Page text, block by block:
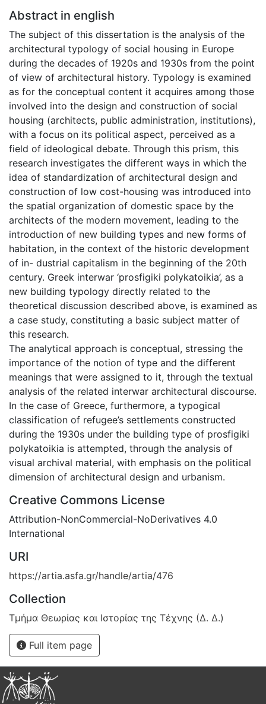
Abstract in english
The subject of this dissertation is the analysis of the
architectural typology of social housing in Europe
during the decades of 1920s and 1930s from the point
of view of architectural history. Typology is examined
as for the conceptual content it acquires among those
involved into the design and construction of social
housing (architects, public administration, institutions),
with a focus on its political aspect, perceived as a
field of ideological debate. Through this prism, this
research investigates the different ways in which the
idea of standardization of architectural design and
construction of low cost-housing was introduced into
the spatial organization of domestic space by the
architects of the modern movement, leading to the
introduction of new building types and new forms of
habitation, in the context of the historic development
of in- dustrial capitalism in the beginning of the 20th
century. Greek interwar ‘prosfigiki polykatoikia’, as a
new building typology directly related to the
theoretical discussion described above, is examined as
a case study, constituting a basic subject matter of
this research.
The analytical approach is conceptual, stressing the
importance of the notion of type and the different
meanings that were assigned to it, through the textual
analysis of the related interwar architectural discourse.
In the case of Greece, furthermore, a typogical
classification of refugee’s settlements constructed
during the 1930s under the building type of prosfigiki
polykatoikia is attempted, through the analysis of
visual archival material, with emphasis on the political
dimension of architectural design and urbanism.
Creative Commons License
Attribution-NonCommercial-NoDerivatives 4.0
International
URI
https://artia.asfa.gr/handle/artia/476
Collection
Τμήμα Θεωρίας και Ιστορίας της Τέχνης (Δ. Δ.)
Full item page